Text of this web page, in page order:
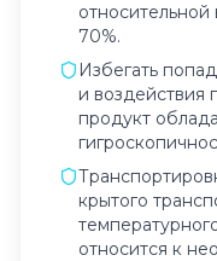
70%.
Избегать
и воздействия
продукт
крытого
относится к